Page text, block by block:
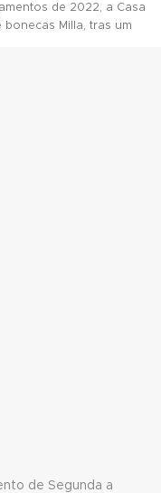
de 2022, a Casa
bonecas Milla, tras um
de Segunda a